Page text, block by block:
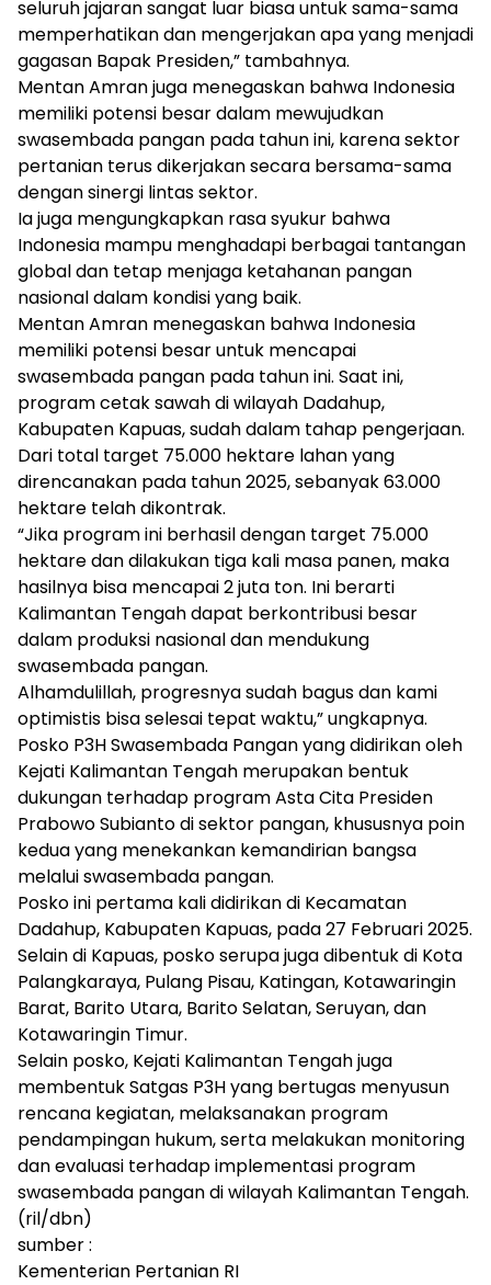
seluruh jajaran sangat luar biasa untuk sama-sama
memperhatikan dan mengerjakan apa yang menjadi
gagasan Bapak Presiden,” tambahnya.
Mentan Amran juga menegaskan bahwa Indonesia
memiliki potensi besar dalam mewujudkan
swasembada pangan pada tahun ini, karena sektor
pertanian terus dikerjakan secara bersama-sama
dengan sinergi lintas sektor.
Ia juga mengungkapkan rasa syukur bahwa
Indonesia mampu menghadapi berbagai tantangan
global dan tetap menjaga ketahanan pangan
nasional dalam kondisi yang baik.
Mentan Amran menegaskan bahwa Indonesia
memiliki potensi besar untuk mencapai
swasembada pangan pada tahun ini. Saat ini,
program cetak sawah di wilayah Dadahup,
Kabupaten Kapuas, sudah dalam tahap pengerjaan.
Dari total target 75.000 hektare lahan yang
direncanakan pada tahun 2025, sebanyak 63.000
hektare telah dikontrak.
“Jika program ini berhasil dengan target 75.000
hektare dan dilakukan tiga kali masa panen, maka
hasilnya bisa mencapai 2 juta ton. Ini berarti
Kalimantan Tengah dapat berkontribusi besar
dalam produksi nasional dan mendukung
swasembada pangan.
Alhamdulillah, progresnya sudah bagus dan kami
optimistis bisa selesai tepat waktu,” ungkapnya.
Posko P3H Swasembada Pangan yang didirikan oleh
Kejati Kalimantan Tengah merupakan bentuk
dukungan terhadap program Asta Cita Presiden
Prabowo Subianto di sektor pangan, khususnya poin
kedua yang menekankan kemandirian bangsa
melalui swasembada pangan.
Posko ini pertama kali didirikan di Kecamatan
Dadahup, Kabupaten Kapuas, pada 27 Februari 2025.
Selain di Kapuas, posko serupa juga dibentuk di Kota
Palangkaraya, Pulang Pisau, Katingan, Kotawaringin
Barat, Barito Utara, Barito Selatan, Seruyan, dan
Kotawaringin Timur.
Selain posko, Kejati Kalimantan Tengah juga
membentuk Satgas P3H yang bertugas menyusun
rencana kegiatan, melaksanakan program
pendampingan hukum, serta melakukan monitoring
dan evaluasi terhadap implementasi program
swasembada pangan di wilayah Kalimantan Tengah.
(ril/dbn)
sumber :
Kementerian Pertanian RI